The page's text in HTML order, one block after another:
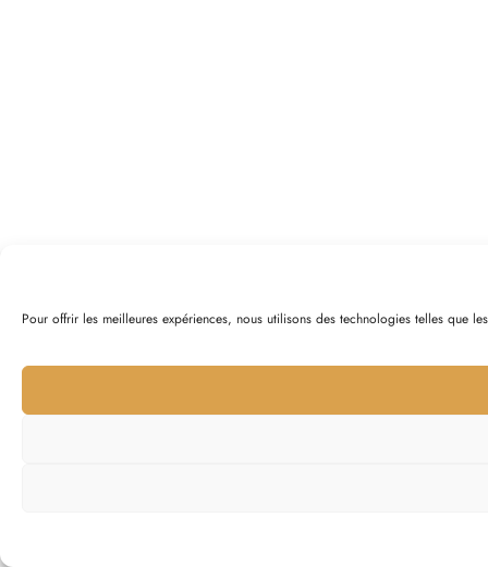
Pour offrir les meilleures expériences, nous utilisons des technologies telles que